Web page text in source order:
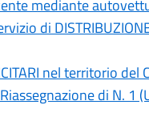
mediante
di
nel territorio
di N. 1